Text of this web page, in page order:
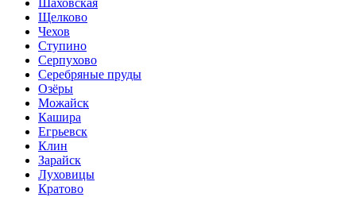
Шаховская
Щелково
Чехов
Ступино
Серпухово
Серебряные пруды
Озёры
Можайск
Кашира
Егрьевск
Клин
Зарайск
Луховицы
Кратово